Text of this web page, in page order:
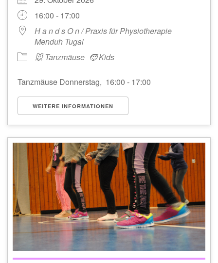
16:00 - 17:00
H a n d s O n / Praxis für Physiotherapie
Menduh Tugal
🐭 Tanzmäuse 🧒 Kids
Tanzmäuse Donnerstag, 16:00 - 17:00
WEITERE INFORMATIONEN